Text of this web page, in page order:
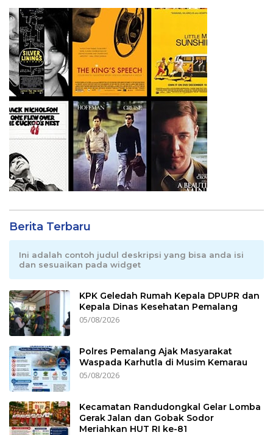
Berita Terbaru
Ini adalah contoh judul deskripsi yang bisa anda isi
dan sesuaikan pada widget
KPK Geledah Rumah Kepala DPUPR dan
Kepala Dinas Kesehatan Pemalang
05/08/2026
Polres Pemalang Ajak Masyarakat
Waspada Karhutla di Musim Kemarau
05/08/2026
Kecamatan Randudongkal Gelar Lomba
Gerak Jalan dan Gobak Sodor
Meriahkan HUT RI ke-81